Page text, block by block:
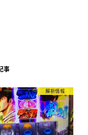
事
解析情報